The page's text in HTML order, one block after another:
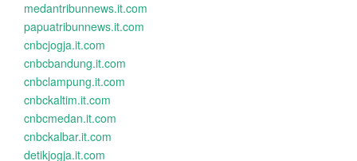
medantribunnews.it.com
papuatribunnews.it.com
cnbcjogja.it.com
cnbcbandung.it.com
cnbclampung.it.com
cnbckaltim.it.com
cnbcmedan.it.com
cnbckalbar.it.com
detikjogja.it.com